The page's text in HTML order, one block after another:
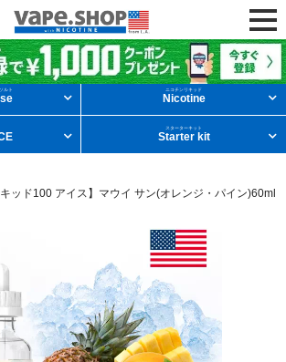
条件から探す
フルーツ デザート
ニコチンベース
ルト ニコチンリキッド
Nicotine
スターターキット
Starter kit
ッド100 アイス】マウイ サン(オレンジ・パイン)60ml